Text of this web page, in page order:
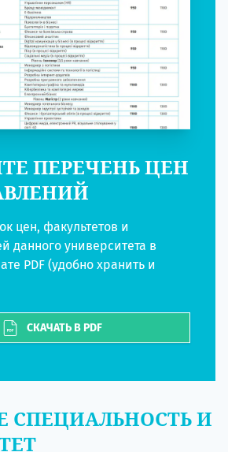
ПЕРЕЧЕНЬ ЦЕН
цен, факультетов и
данного университета в
PDF (удобно хранить и
СКАЧАТЬ В PDF
СПЕЦИАЛЬНОСТЬ И